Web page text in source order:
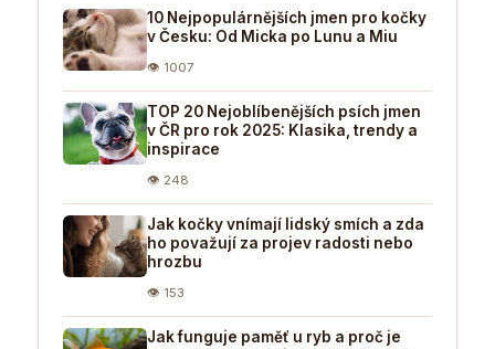
10 Nejpopulárnějších jmen pro kočky
v Česku: Od Micka po Lunu a Miu
👁 1007
TOP 20 Nejoblíbenějších psích jmen
v ČR pro rok 2025: Klasika, trendy a
inspirace
👁 248
Jak kočky vnímají lidský smích a zda
ho považují za projev radosti nebo
hrozbu
👁 153
Jak funguje paměť u ryb a proč je